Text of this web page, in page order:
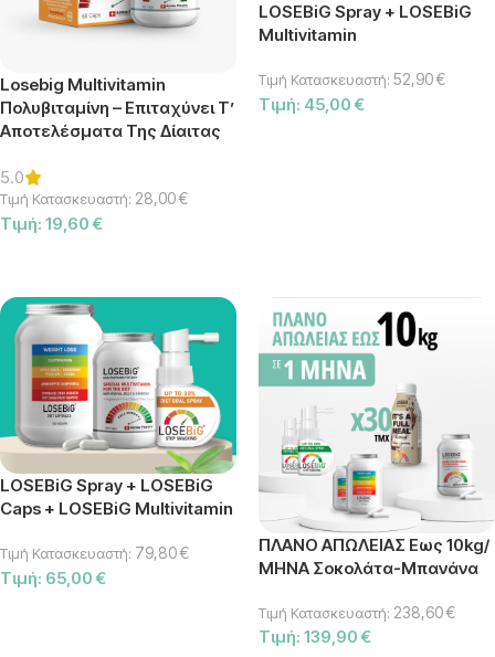
Losebig Multivitamin
Πολυβιταμίνη – Επιταχύνει Τ’
Αποτελέσματα Της Δίαιτας
5.0
Τιμή Κατασκευαστή: 28,00€
Τιμή: 19,60 €
LOSEBiG Spray + LOSEBiG
Multivitamin
Τιμή Κατασκευαστή: 52,90€
Τιμή: 45,00 €
LOSEBiG Spray + LOSEBiG
Caps + LOSEBiG Multivitamin
Τιμή Κατασκευαστή: 79,80€
Τιμή: 65,00 €
ΠΛΑΝΟ ΑΠΩΛΕΙΑΣ Εως 10kg/
ΜΗΝΑ Σοκολάτα-Μπανάνα
Τιμή Κατασκευαστή: 238,60€
Τιμή: 139,90 €